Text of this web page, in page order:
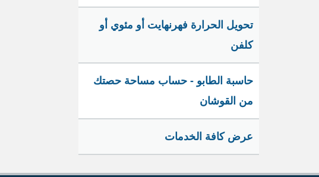
تحويل الحرارة فهرنهايت أو مئوي أو
كلفن
حاسبة الطابو - حساب مساحة حصتك
من القوشان
عرض كافة الخدمات